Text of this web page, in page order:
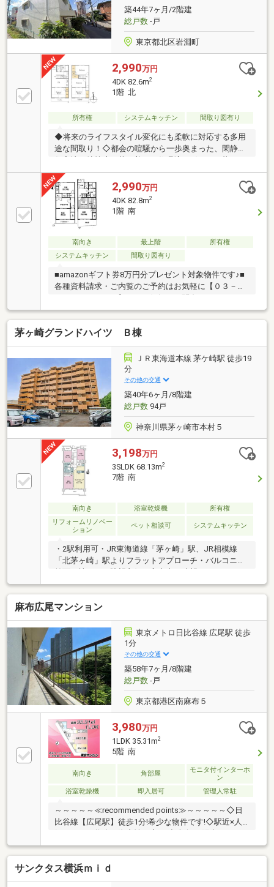
細・ご相談はお気軽にお問い合わせください。
築44年7ヶ月/2階建
総戸数-戸
東京都北区岩淵町
2,990万円
4DK 82.6m2
1階 北
所有権 システムキッチン 間取り図有り
◆将来のライフスタイル変化にも柔軟に対応する多用
途な間取り！◇都会の喧騒から一歩奥まった、閑静な
住宅地の特等席。落ち着いた住環境で穏やかな暮らし
を実現！◆暮らしに便利な赤羽駅周辺♪◇両方道路で
開放感のある暮らしを実現!
◇◆◇◆◇◆◇◆◇◆◇◆◇◆◇◆◇◆◇◆◇◆【ラ
イフプラン】本物件においての住宅ローンシュミレー
ションはもちろん、本物件購入後１０年～２０年後の
ライフサイクルの変化を見据えた長期的なライフプラ
ンシュミレーションを実施します。【物件調査報告
書】本物件に関する独自の物件調査報告書を作成しま
る事項を色々な角度
2,990万円
4DK 82.8m2
1階 南
南向き 最上階
所有権
システムキッチン
間取り図有り
■amazonギフト券8万円分プレゼント対象物件です♪■
各種資料請求・ご内覧のご予約はお気軽に【０３－５
７９７－７９９１】までお気軽にお問合せください♪
茅ヶ崎グランドハイツ Ｂ棟
ＪＲ東海道本線 茅ケ崎駅 徒歩19
分
その他の交通
築40年6ヶ月/8階建
総戸数94戸
神奈川県茅ヶ崎市本村５
3,198万円
3SLDK 68.13m2
7階 南
南向き 浴室乾燥機
所有権
リフォームリノベー
ション
ペット相談可 システムキッチン
・2駅利用可・JR東海道線「茅ヶ崎」駅、JR相模線
「北茅ヶ崎」駅よりフラットアプローチ・バルコニー
（眺望は永続的に保証されるものではございませ
ん。）～～～～～～リノベーション内容～～～～～～
（2026年6月完了）・システムキッチン交換（食器
洗乾燥機、浄水器一体型）・浴室交換（浴室換気乾燥
機付）・トイレ、洗面室交換・建具、フローリング貼
替、各照明器具設置・・・等リフォーム内容は予定で
あり変更となる場合がございます。
麻布広尾マンション
東京メトロ日比谷線 広尾駅 徒歩
1分
その他の交通
築58年7ヶ月/8階建
総戸数-戸
東京都港区南麻布５
3,980万円
1LDK 35.31m2
5階 南
南向き 角部屋
モニタ付インターホ
ン
浴室乾燥機
即入居可 管理人常駐
～～～～～≪recommended points≫～～～～～◇日
比谷線【広尾駅】徒歩1分!希少な物件です!◇駅近×人
通風が良いお部屋です!◇麻布ガーデンヒルズの隣!緑
が眼下に広がる!◇フルリフォーム履歴有!綺麗なまま
利用できます!◇ペット飼育可能！大切なペットと一緒
に生活!◇【広尾プラザ】まで3分!若者に大人気のエリ
サンクタス横浜ｍｉｄ